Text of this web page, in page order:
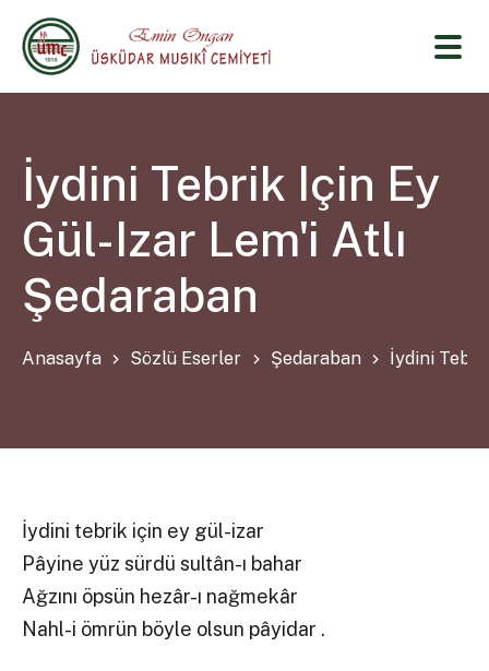
İydini Tebrik Için Ey
Gül-Izar Lem'i Atlı
Şedaraban
Anasayfa Sözlü Eserler Şedaraban İydini
İydini tebrik için ey gül-izar
Pâyine yüz sürdü sultân-ı bahar
Ağzını öpsün hezâr-ı nağmekâr
Nahl-i ömrün böyle olsun pâyidar .